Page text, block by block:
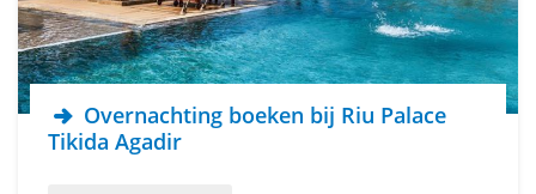
Overnachting boeken bij Riu Palace
Tikida Agadir